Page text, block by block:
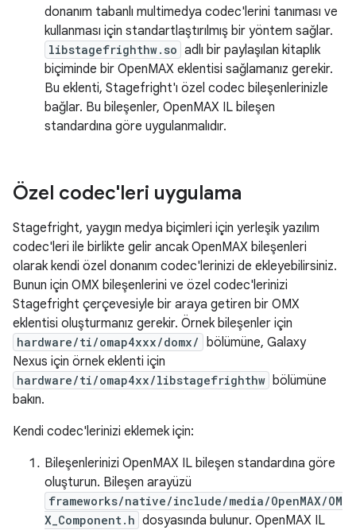
donanım tabanlı multimedya codec'lerini tanıması ve
kullanması için standartlaştırılmış bir yöntem sağlar.
libstagefrighthw.so adlı bir paylaşılan kitaplık
biçiminde bir OpenMAX eklentisi sağlamanız gerekir.
Bu eklenti, Stagefright'ı özel codec bileşenlerinizle
bağlar. Bu bileşenler, OpenMAX IL bileşen
standardına göre uygulanmalıdır.
Özel codec'leri uygulama
Stagefright, yaygın medya biçimleri için yerleşik yazılım
codec'leri ile birlikte gelir ancak OpenMAX bileşenleri
olarak kendi özel donanım codec'lerinizi de ekleyebilirsiniz.
Bunun için OMX bileşenlerini ve özel codec'lerinizi
Stagefright çerçevesiyle bir araya getiren bir OMX
eklentisi oluşturmanız gerekir. Örnek bileşenler için
hardware/ti/omap4xxx/domx/
bölümüne, Galaxy
Nexus için örnek eklenti için
hardware/ti/omap4xx/libstagefrighthw bölümüne
bakın.
Kendi codec'lerinizi eklemek için:
Bileşenlerinizi OpenMAX IL bileşen standardına göre
oluşturun. Bileşen arayüzü
frameworks/native/include/media/OpenMAX/OM
X_Component.h dosyasında bulunur. OpenMAX IL